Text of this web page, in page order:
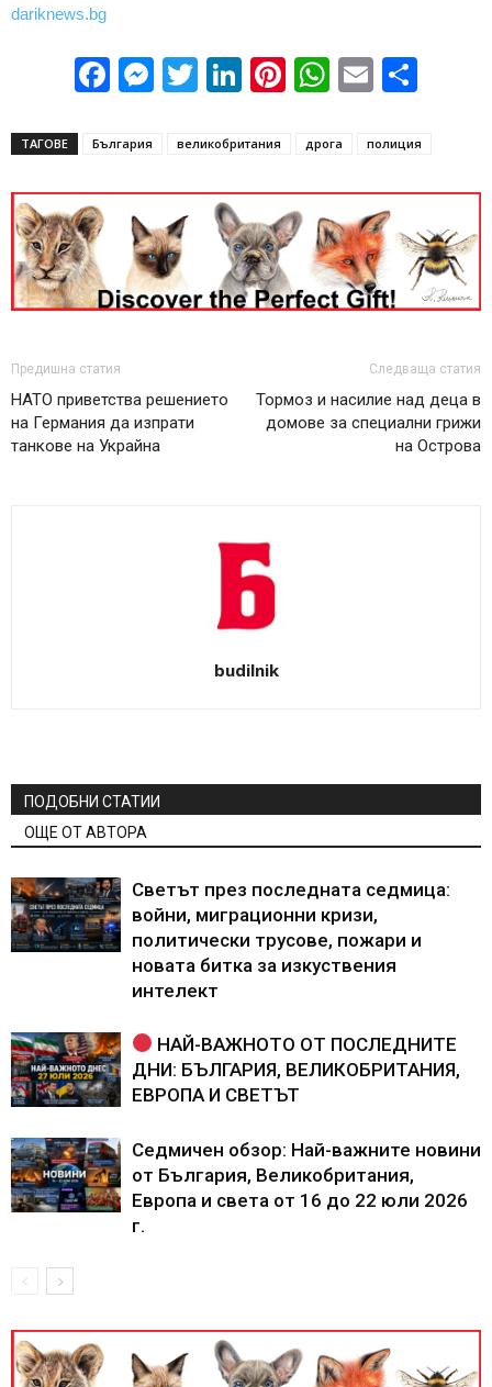
dariknews.bg
Facebook
Messenger
Twitter
LinkedIn
Pinterest
WhatsApp
Email
ТАГОВЕ България великобритания дрога полиция
Предишна статия
НАТО приветства решението
на Германия да изпрати
танкове на Украйна
Следваща статия
Тормоз и насилие над деца в
домове за специални грижи
на Острова
budilnik
ПОДОБНИ СТАТИИ
ОЩЕ ОТ АВТОРА
Светът през последната седмица:
войни, миграционни кризи,
политически трусове, пожари и
новата битка за изкуствения
интелект
НАЙ-ВАЖНОТО ОТ ПОСЛЕДНИТЕ
ДНИ: БЪЛГАРИЯ, ВЕЛИКОБРИТАНИЯ,
ЕВРОПА И СВЕТЪТ
Седмичен обзор: Най-важните новини
от България, Великобритания,
Европа и света от 16 до 22 юли 2026
г.